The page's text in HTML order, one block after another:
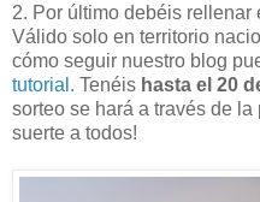
2. Por último debéis rellenar
Válido solo en territorio
cómo seguir nuestro blog
tutorial. Tenéis hasta el 20
sorteo se hará a través de la
suerte a todos!